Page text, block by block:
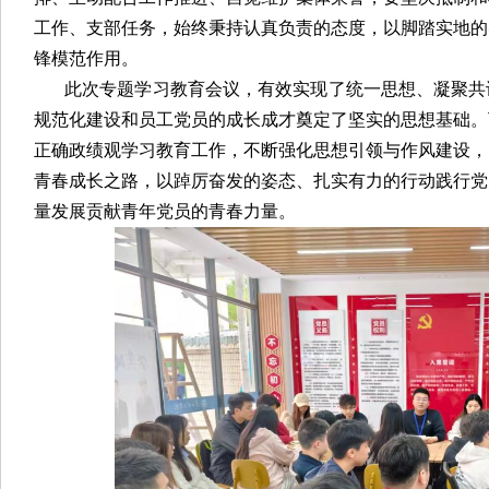
工作、支部任务，始终秉持认真负责的态度，以脚踏实地
锋模范作用。
此次专题学习教育会议，有效实现了统一思想、凝聚
规范化建设和员工党员的成长成才奠定了坚实的思想基础
正确政绩观学习教育工作，不断强化思想引领与作风建设
青春成长之路，以踔厉奋发的姿态、扎实有力的行动践行
量发展贡献青年党员的青春力量。